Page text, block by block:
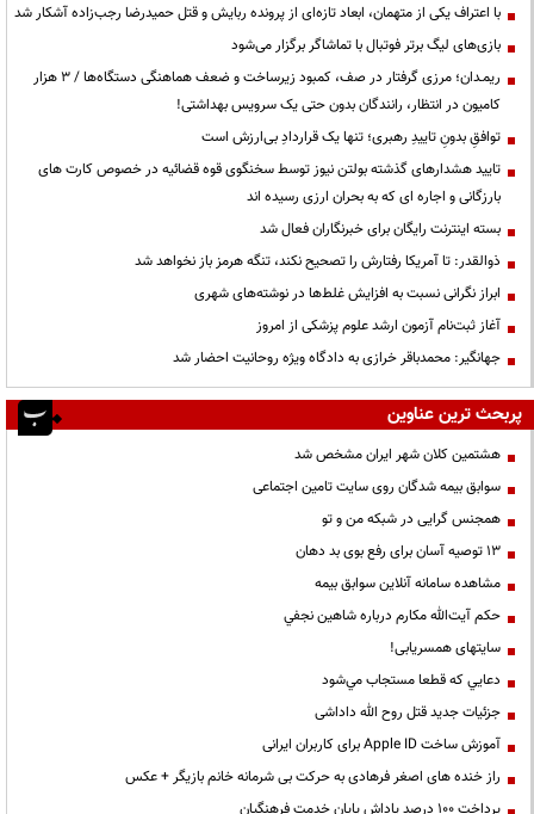
با اعتراف یکی از متهمان، ابعاد تازه‌ای از پرونده ربایش و قتل حمیدرضا رجب‌زاده آشکار شد
بازی‌های لیگ برتر فوتبال با تماشاگر برگزار می‌شود
ریمـدان؛ مرزی گرفتار در صف، کمبود زیرساخت و ضعف هماهنگی دستگاه‌ها / ۳ هزار
کامیون در انتظار، رانندگان بدون حتی یک سرویس بهداشتی!
توافقِ بدونِ تاییدِ رهبری؛ تنها یک قراردادِ بی‌ارزش است
تایید هشدارهای گذشته بولتن نیوز توسط سخنگوی قوه قضائیه در خصوص کارت های
بارزگانی و اجاره ای که به بحران ارزی رسیده اند
بسته اینترنت رایگان برای خبرنگاران فعال شد
ذوالقدر: تا آمریکا رفتارش را تصحیح نکند، تنگه هرمز باز نخواهد شد
ابراز نگرانی نسبت به افزایش غلط‌ها در نوشته‌های شهری
آغاز ثبت‌نام آزمون ارشد علوم پزشکی از امروز
جهانگیر: محمدباقر خرازی به دادگاه ویژه روحانیت احضار شد
پربحث ترین عناوین
هشتمین کلان شهر ایران مشخص شد
سوابق بیمه شدگان روی سایت تامین اجتماعی
همجنس گرایی در شبکه من و تو
13 توصیه آسان برای رفع بوی بد دهان
مشاهده سامانه آنلاين سوابق بیمه
حكم آيت‌الله مكارم درباره شاهين نجفي
سایتهای همسریابی!
دعايي كه قطعا مستجاب مي‌شود
جزئیات جدید قتل روح الله داداشی
آموزش ساخت Apple ID برای کاربران ایرانی
راز خنده های اصغر فرهادی به حرکت بی شرمانه خانم بازیگر + عکس
پرداخت ۱۰۰ درصد پاداش پایان خدمت فرهنگیان